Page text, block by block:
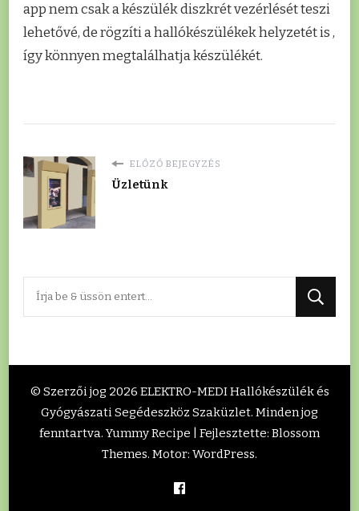
app nem csak a készülék diszkrét vezérlését teszi
lehetővé, de rögzíti a hallókészülékek helyzetét is ,
így könnyen megtalálhatja készülékét.
ELŐZŐ BEJEGYZÉS
Üzletünk
Keres
© Szerzői jog 2026 ELEKTRO-MEDI Hallókészülék és
Gyógyászati Segédeszköz Szaküzlet. Minden jog
fenntartva. Yummy Recipe | Fejlesztette: Blossom
Themes. Motor: WordPress.